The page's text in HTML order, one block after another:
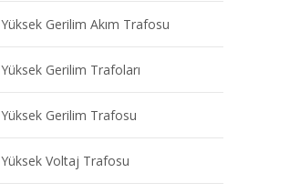
Yüksek Gerilim Akım Trafosu
Yüksek Gerilim Trafoları
Yüksek Gerilim Trafosu
Yüksek Voltaj Trafosu